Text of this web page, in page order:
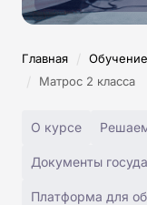
Главная / Обучение
/ Матрос 2 класса
О курсе
Документы
Платформа для